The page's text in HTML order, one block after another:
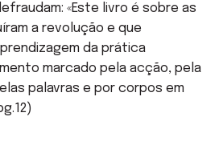
«Este livro é sobre as
a revolução e que
da prática
marcado pela acção, pela
palavras e por corpos em